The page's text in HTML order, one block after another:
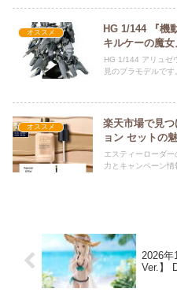
オススメ
HG 1/144 『機
キルケーの魔
HG 1/144 アリュゼ
見のプラモデルです
オススメ
楽天市場で見
ョン セットの
エスティーローダ
力とキャンペーン情
2026
Ver.】